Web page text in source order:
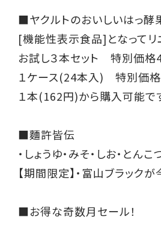
■ヤクルトのおいしいはっ酵
[機能性表示食品]となってリ
お試し３本セット 特別価格
１ケース(24本入) 特別価
１本(162円)から購入可能で
■麵許皆伝
・しょうゆ・みそ・しお・と
【期間限定】・富山ブラッ
■お得な奇数月セール！